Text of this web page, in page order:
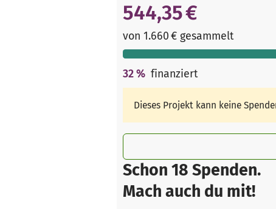
Schon 18 Spenden.
Mach auch du mit!
544,35 €
von 1.660 € gesammelt
32% finanziert
Dieses Projekt kann keine